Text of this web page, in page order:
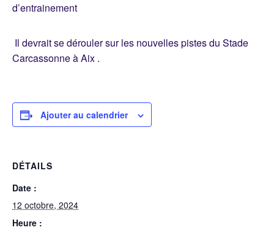
d’entrainement
Il devrait se dérouler sur les nouvelles pistes du Stade
Carcassonne à Aix .
Ajouter au calendrier
DÉTAILS
Date :
12 octobre, 2024
Heure :